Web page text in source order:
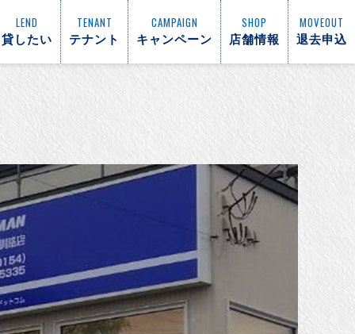
LEND
貸したい
TENANT
テナント
CAMPAIGN
キャンペーン
SHOP
店舗情報
MOVEOUT
退去申込